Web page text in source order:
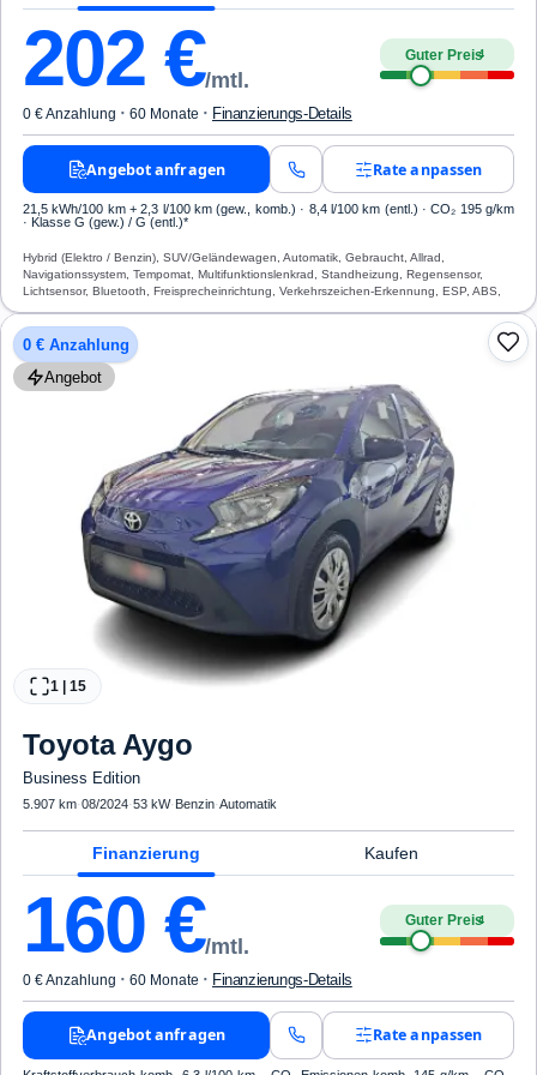
202 €/mtl.
Guter Preis4
0 € Anzahlung · 60 Monate · Finanzierungs-Details
Angebot anfragen Rate anpassen
21,5 kWh/100 km + 2,3 l/100 km (gew., komb.) · 8,4 l/100 km (entl.) · CO₂ 195 g/km
· Klasse G (gew.) / G (entl.)*
Hybrid (Elektro / Benzin), SUV/Geländewagen, Automatik, Gebraucht, Allrad,
Navigationssystem, Tempomat, Multifunktionslenkrad, Standheizung, Regensensor,
Lichtsensor, Bluetooth, Freisprecheinrichtung, Verkehrszeichen-Erkennung, ESP, ABS,
0 € Anzahlung
Angebot
1 | 15
Toyota Aygo
Business Edition
5.907 km·08/2024·53 kW· Benzin·Automatik
Finanzierung Kaufen
160 €/mtl.
Guter Preis4
0 € Anzahlung · 60 Monate · Finanzierungs-Details
Angebot anfragen Rate anpassen